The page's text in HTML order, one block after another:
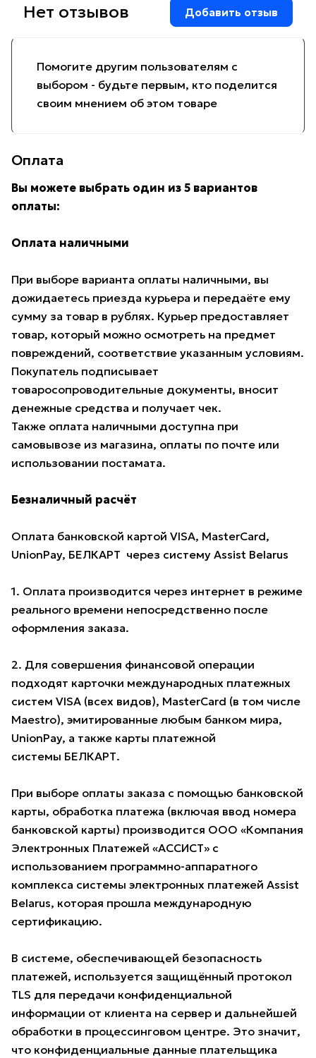
Помогите другим пользователям с
выбором - будьте первым, кто поделится
своим мнением об этом товаре
Нет отзывов Добавить отзыв
Оплата
Вы можете выбрать один из 5 вариантов
оплаты:
Оплата наличными
При выборе варианта оплаты наличными, вы
дожидаетесь приезда курьера и передаёте ему
сумму за товар в рублях. Курьер предоставляет
товар, который можно осмотреть на предмет
повреждений, соответствие указанным условиям.
Покупатель подписывает
товаросопроводительные документы, вносит
денежные средства и получает чек.
Также оплата наличными доступна при
самовывозе из магазина, оплаты по почте или
использовании постамата.
Безналичный расчёт
Оплата банковской картой VISA, MasterCard,
UnionPay, БЕЛКАРТ через систему Assist Belarus
1. Оплата производится через интернет в режиме
реального времени непосредственно после
оформления заказа.
2. Для совершения финансовой операции
подходят карточки международных платежных
систем VISA (всех видов), MasterCard (в том числе
Maestro), эмитированные любым банком мира,
UnionPay, а также карты платежной
системы БЕЛКАРТ.
При выборе оплаты заказа с помощью банковской
карты, обработка платежа (включая ввод номера
банковской карты) производится ООО «Компания
Электронных Платежей «АССИСТ» с
использованием программно-аппаратного
комплекса системы электронных платежей Assist
Belarus, которая прошла международную
сертификацию.
В системе, обеспечивающей безопасность
платежей, используется защищённый протокол
TLS для передачи конфиденциальной
информации от клиента на сервер и дальнейшей
обработки в процессинговом центре. Это значит,
что конфиденциальные данные плательщика